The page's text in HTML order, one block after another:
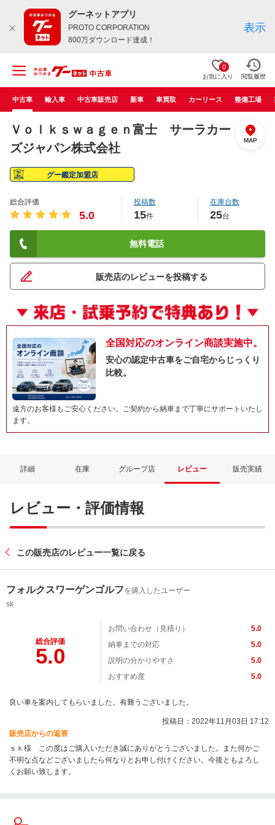
グーネットアプリ
PROTO CORPORATION
800万ダウンロード達成！
表示
0
お気に入り 閲覧履歴
中古車 輸入車 中古車販売店 新車 車買取 カーリース 整備工場
Ｖｏｌｋｓｗａｇｅｎ富士 サーラカー
ズジャパン株式会社
MAP
グー鑑定加盟店
総合評価
5.0
投稿数
15件
在庫台数
25台
無料電話
販売店のレビューを投稿する
全国対応のオンライン商談実施中。
安心の認定中古車をご自宅からじっくり
比較。
遠方のお客様もご安心ください。ご契約から納車まで丁寧にサポートいたし
ます。
詳細 在庫 グループ店 レビュー 販売実績
レビュー・評価情報
この販売店のレビュー一覧に戻る
フォルクスワーゲンゴルフを購入したユーザー
sk
総合評価
5.0
お問い合わせ（見積り）
5.0
納車までの対応
5.0
説明の分かりやすさ
5.0
おすすめ度
5.0
良い車を案内してもらいました。有難うございました。
投稿日：2022年11月03日 17:12
販売店からの返答
ｓｋ様 この度はご購入いただき誠にありがとうございました。また何かご
不明な点などございましたら何なりとお申し付けください。今後ともよろし
くお願い致します。